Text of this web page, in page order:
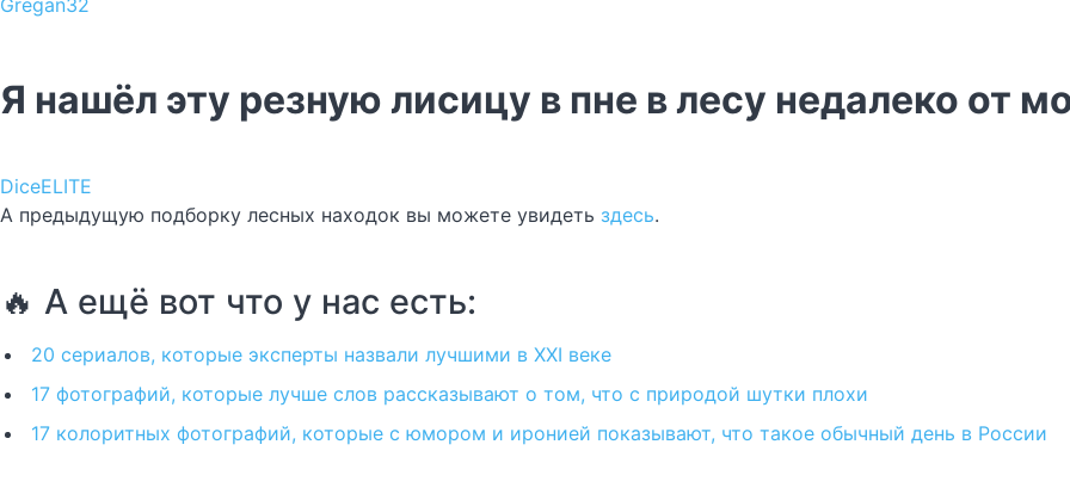
Gregan32
Я нашёл эту резную лисицу в пне в лесу недалеко от
DiceELITE
А предыдущую подборку лесных находок вы можете увидеть здесь.
🔥 А ещё вот что у нас есть:
20 сериалов, которые эксперты назвали лучшими в XXI веке
17 фотографий, которые лучше слов рассказывают о том, что с природой шутки плохи
17 колоритных фотографий, которые с юмором и иронией показывают, что такое обычный день в России